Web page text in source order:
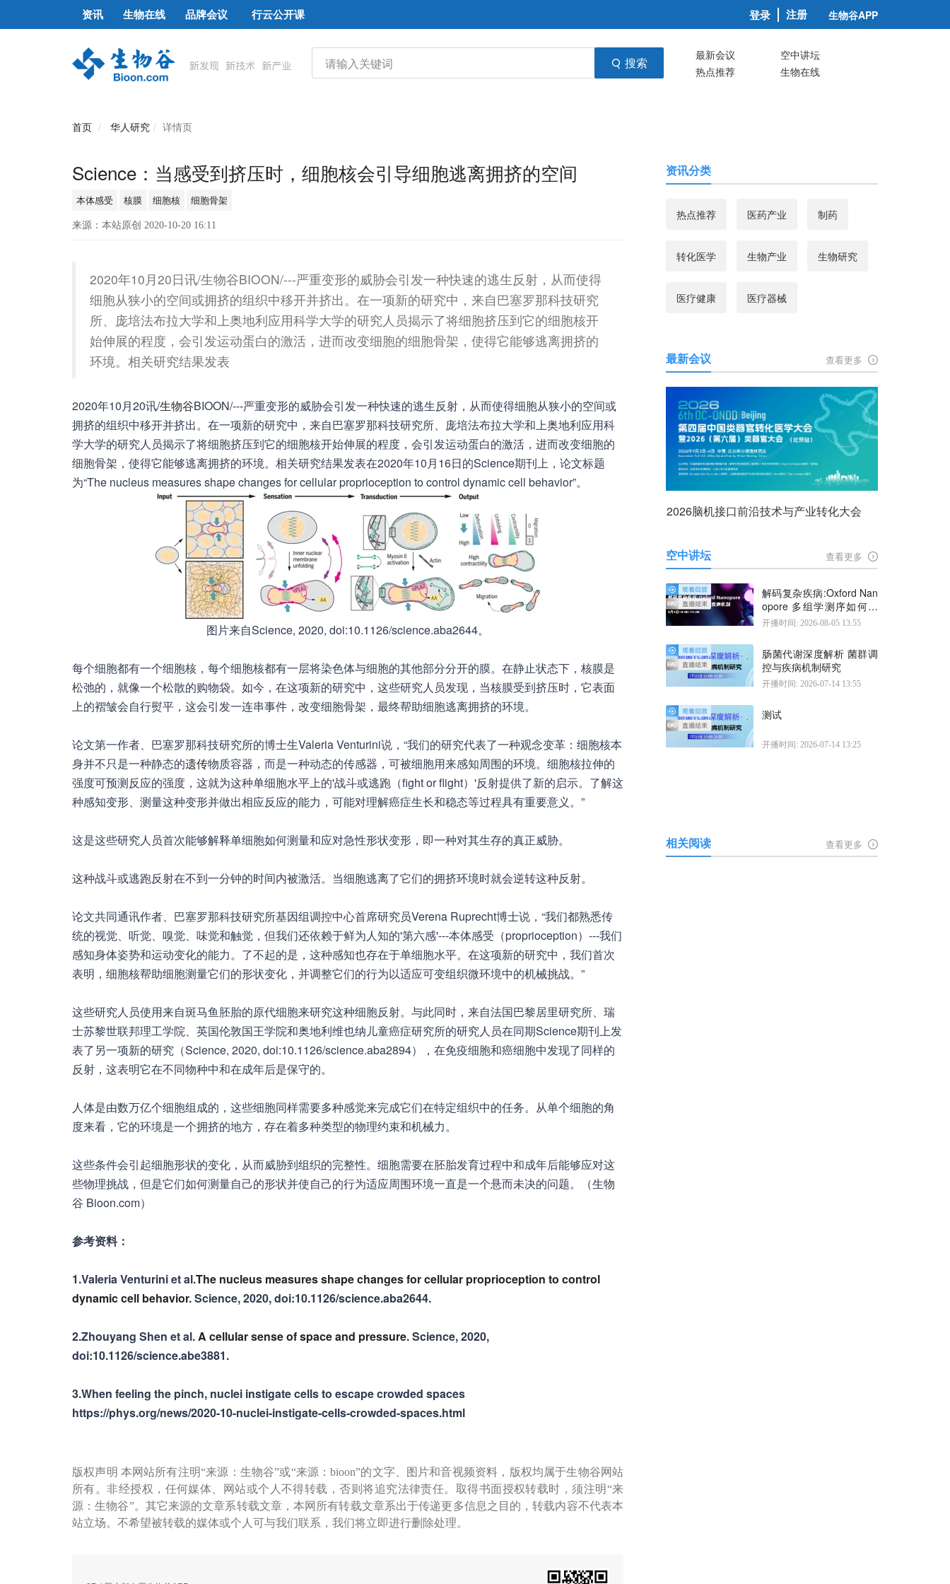
资讯 生物在线 品牌会议 行云公开课 登录 注册 生物谷APP
搜索 最新会议
空中讲坛
热点推荐
生物在线
首页 华人研究 详情页
Science：当感受到挤压时，细胞核会引导细胞逃离拥挤的空间
本体感受 核膜 细胞核 细胞骨架
来源：本站原创 2020-10-20 16:11
2020年10月20日讯/生物谷BIOON/---严重变形的威胁会引发一种快速的逃生反射，从而使得
细胞从狭小的空间或拥挤的组织中移开并挤出。在一项新的研究中，来自巴塞罗那科技研究
所、庞培法布拉大学和上奥地利应用科学大学的研究人员揭示了将细胞挤压到它的细胞核开
始伸展的程度，会引发运动蛋白的激活，进而改变细胞的细胞骨架，使得它能够逃离拥挤的
环境。相关研究结果发表
2020年10月20讯/生物谷BIOON/---严重变形的威胁会引发一种快速的逃生反射，从而使得细胞从狭小的空间或
拥挤的组织中移开并挤出。在一项新的研究中，来自巴塞罗那科技研究所、庞培法布拉大学和上奥地利应用科
学大学的研究人员揭示了将细胞挤压到它的细胞核开始伸展的程度，会引发运动蛋白的激活，进而改变细胞的
细胞骨架，使得它能够逃离拥挤的环境。相关研究结果发表在2020年10月16日的Science期刊上，论文标题
为“The nucleus measures shape changes for cellular proprioception to control dynamic cell behavior”。
图片来自Science, 2020, doi:10.1126/science.aba2644。
每个细胞都有一个细胞核，每个细胞核都有一层将染色体与细胞的其他部分分开的膜。在静止状态下，核膜是
松弛的，就像一个松散的购物袋。如今，在这项新的研究中，这些研究人员发现，当核膜受到挤压时，它表面
上的褶皱会自行熨平，这会引发一连串事件，改变细胞骨架，最终帮助细胞逃离拥挤的环境。
论文第一作者、巴塞罗那科技研究所的博士生Valeria Venturini说，“我们的研究代表了一种观念变革：细胞核本
身并不只是一种静态的遗传物质容器，而是一种动态的传感器，可被细胞用来感知周围的环境。细胞核拉伸的
强度可预测反应的强度，这就为这种单细胞水平上的'战斗或逃跑（fight or flight）'反射提供了新的启示。了解这
种感知变形、测量这种变形并做出相应反应的能力，可能对理解癌症生长和稳态等过程具有重要意义。”
这是这些研究人员首次能够解释单细胞如何测量和应对急性形状变形，即一种对其生存的真正威胁。
这种战斗或逃跑反射在不到一分钟的时间内被激活。当细胞逃离了它们的拥挤环境时就会逆转这种反射。
论文共同通讯作者、巴塞罗那科技研究所基因组调控中心首席研究员Verena Ruprecht博士说，“我们都熟悉传
统的视觉、听觉、嗅觉、味觉和触觉，但我们还依赖于鲜为人知的'第六感'---本体感受（proprioception）---我们
感知身体姿势和运动变化的能力。了不起的是，这种感知也存在于单细胞水平。在这项新的研究中，我们首次
表明，细胞核帮助细胞测量它们的形状变化，并调整它们的行为以适应可变组织微环境中的机械挑战。”
这些研究人员使用来自斑马鱼胚胎的原代细胞来研究这种细胞反射。与此同时，来自法国巴黎居里研究所、瑞
士苏黎世联邦理工学院、英国伦敦国王学院和奥地利维也纳儿童癌症研究所的研究人员在同期Science期刊上发
表了另一项新的研究（Science, 2020, doi:10.1126/science.aba2894），在免疫细胞和癌细胞中发现了同样的
反射，这表明它在不同物种中和在成年后是保守的。
人体是由数万亿个细胞组成的，这些细胞同样需要多种感觉来完成它们在特定组织中的任务。从单个细胞的角
度来看，它的环境是一个拥挤的地方，存在着多种类型的物理约束和机械力。
这些条件会引起细胞形状的变化，从而威胁到组织的完整性。细胞需要在胚胎发育过程中和成年后能够应对这
些物理挑战，但是它们如何测量自己的形状并使自己的行为适应周围环境一直是一个悬而未决的问题。（生物
谷 Bioon.com）
参考资料：
1.Valeria Venturini et al.The nucleus measures shape changes for cellular proprioception to control
dynamic cell behavior. Science, 2020, doi:10.1126/science.aba2644.
2.Zhouyang Shen et al.A cellular sense of space and pressure. Science, 2020,
doi:10.1126/science.abe3881.
3.When feeling the pinch, nuclei instigate cells to escape crowded spaces
https://phys.org/news/2020-10-nuclei-instigate-cells-crowded-spaces.html
版权声明 本网站所有注明“来源：生物谷”或“来源：bioon”的文字、图片和音视频资料，版权均属于生物谷网站
所有。非经授权，任何媒体、网站或个人不得转载，否则将追究法律责任。取得书面授权转载时，须注明“来
源：生物谷”。其它来源的文章系转载文章，本网所有转载文章系出于传递更多信息之目的，转载内容不代表本
站立场。不希望被转载的媒体或个人可与我们联系，我们将立即进行删除处理。
资讯分类
热点推荐 医药产业 制药
转化医学 生物产业 生物研究
医疗健康 医疗器械
最新会议 查看更多
2026脑机接口前沿技术与产业转化大会
空中讲坛 查看更多
解码复杂疾病:Oxford Nan
opore 多组学测序如何揭
示疾病机制
开播时间: 2026-08-05 13:55
肠菌代谢深度解析 菌群调
控与疾病机制研究
开播时间: 2026-07-14 13:55
测试
开播时间: 2026-07-14 13:25
相关阅读 查看更多